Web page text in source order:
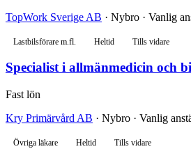
TopWork Sverige AB · Nybro · Vanlig
Lastbilsförare m.fl. Heltid Tills vidare
Specialist i allmänmedicin och
Fast lön
Kry Primärvård AB · Nybro · Vanlig
Övriga läkare Heltid Tills vidare